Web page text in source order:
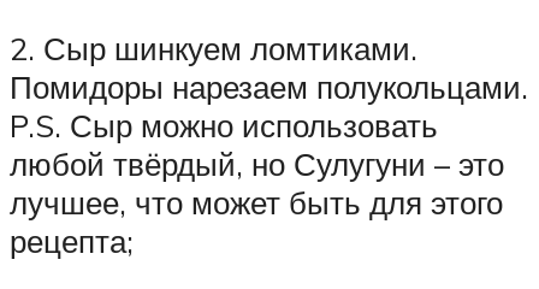
2. Сыр шинкуем ломтиками.
Помидоры нарезаем полукольцами.
P.S. Сыр можно использовать
любой твёрдый, но Сулугуни – это
лучшее, что может быть для этого
рецепта;